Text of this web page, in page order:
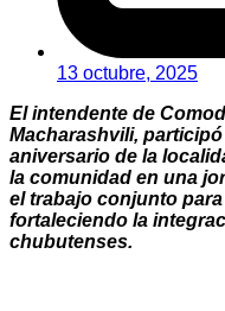
13 octubre, 2025
El intendente de
Macharashvili,
aniversario de la
la comunidad en una
el trabajo conjunto
fortaleciendo la
chubutenses.